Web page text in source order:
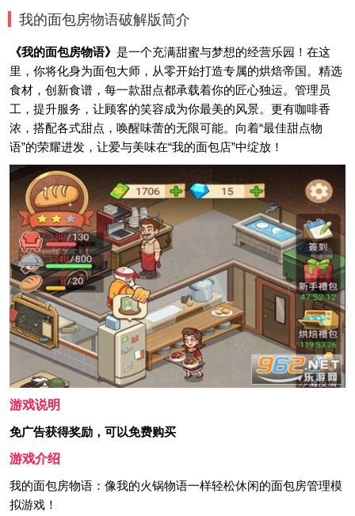
我的面包房物语破解版简介
《我的面包房物语》 是一个充满甜蜜与梦想的经营乐园！在这
里，你将化身为面包大师，从零开始打造专属的烘焙帝国。精选
食材，创新食谱，每一款甜点都承载着你的匠心独运。管理员
工，提升服务，让顾客的笑容成为你最美的风景。更有咖啡香
浓，搭配各式甜点，唤醒味蕾的无限可能。向着“最佳甜点物
语”的荣耀进发，让爱与美味在“我的面包店”中绽放！
游戏说明
免广告获得奖励，可以免费购买
游戏介绍
我的面包房物语：像我的火锅物语一样轻松休闲的面包房管理模
拟游戏！